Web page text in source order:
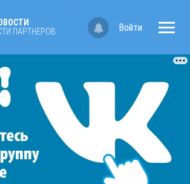
ПАРТНЁРОВ
Войти